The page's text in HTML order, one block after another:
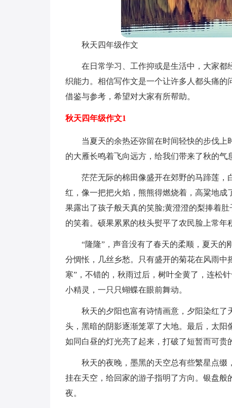
秋天四年级作文
在日常学习、工作抑或是生活中，大家都
织能力。相信写作文是一个让许多人都头痛
借鉴与参考，希望对大家有所帮助。
秋天四年级作文1
当夏天的余热还弥留在时间轻快的步伐
的大雁长鸣着飞向远方，给我们带来了秋的气
茫茫无际的棉田像盛开在郊野的马蹄莲，
红，像一把把火焰，熊熊得燃烧着，高粱地
果露出了孩子般天真的笑脸;黄澄澄的梨捧着
的笑着。硕果累累的枝头熨平了农民脸上常年
“隆隆”，声音没有了春天的柔顺，夏天
分惆怅，几丝乡愁。只有盛开的菊花在风雨
寒”，不错的，秋雨过后，树叶全黄了，连松
小精灵，一只只蝴蝶在眼前舞动。
秋天的夕阳也富有诗情画意，夕阳染红
头，黑暗的阴影逐渐笼罩了大地。最后，太阳
如同白昼的灯光亮了起来，打破了短暂而可贵
秋天的夜晚，墨黑的天空总有些繁星点
挂在天空，给回家的游子指明了方向。银盘
夜。